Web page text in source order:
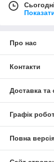
Про нас
Контакти
Доставка та
Графік
Повна